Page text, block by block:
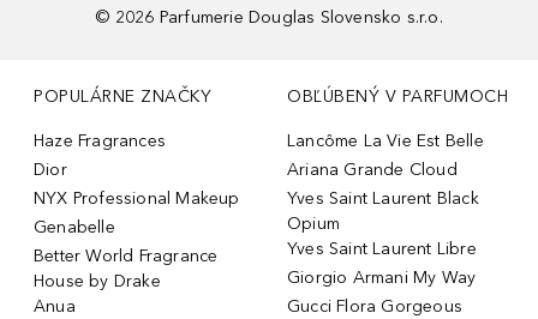
© 2026 Parfumerie Douglas Slovensko s.r.o.
POPULÁRNE ZNAČKY
Haze Fragrances
Dior
NYX Professional Makeup
Genabelle
Better World Fragrance
House by Drake
Anua
OBĽÚBENÝ V PARFUMOCH
Lancôme La Vie Est Belle
Ariana Grande Cloud
Yves Saint Laurent Black
Opium
Yves Saint Laurent Libre
Giorgio Armani My Way
Gucci Flora Gorgeous